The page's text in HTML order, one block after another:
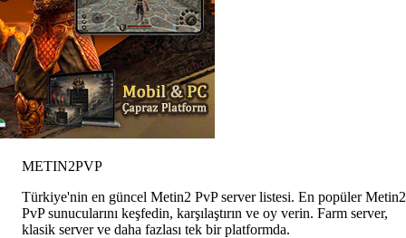
METIN2PVP
Türkiye'nin en güncel Metin2 PvP server listesi. En popüler Metin2
PvP sunucularını keşfedin, karşılaştırın ve oy verin. Farm server,
klasik server ve daha fazlası tek bir platformda.